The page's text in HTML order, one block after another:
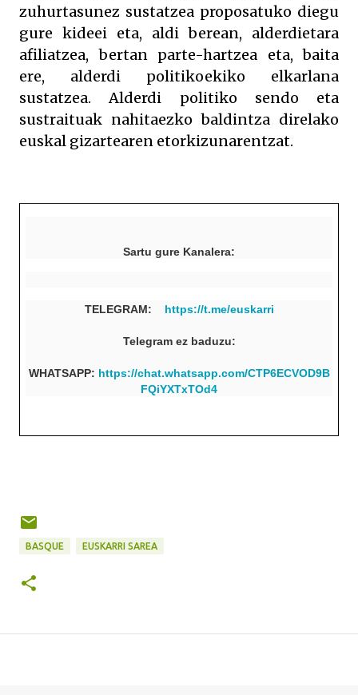
zuhurtasunez sustatzea proposatuko diegu
gure kideei eta, aldi berean, alderdietara
afiliatzea, bertan parte-hartzea eta, baita
ere, alderdi politikoekiko elkarlana
sustatzea. Alderdi politiko sendo eta
sustraituak nahitaezko baldintza direlako
euskal gizartearen etorkizunarentzat.
Sartu gure Kanalera:
TELEGRAM: https://t.me/euskarri
Telegram ez baduzu:
WHATSAPP: https://chat.whatsapp.com/CTP6ECVOD9B
FQiYXTxTOd4
BASQUE EUSKARRI SAREA